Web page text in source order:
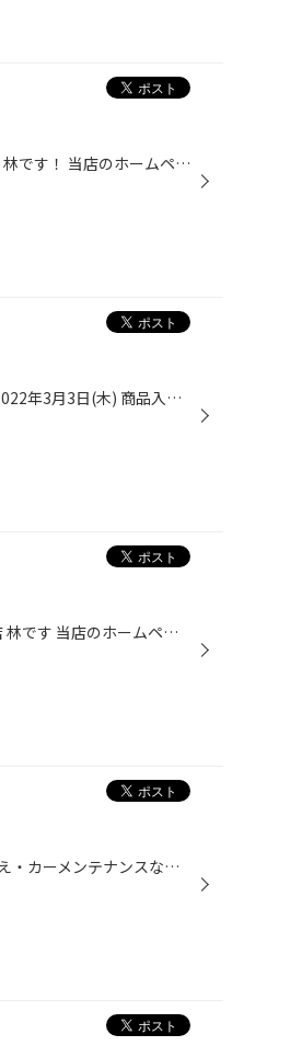
皆様、こんにちは。 葉山町上山口にあります タイヤ館葉山店 林です！ 当店のホームページをご覧いただきありがとうございます。 本日は、 新サービスメニュー エバポレータークリーニング！ 施工のご紹介です。 今回新導入となりました、 このツール！ エアコンフィルターの奥にあるエバポレーター...
「クリアランスセール」開催 ! ! 期間：2022年2月19日(土)～2022年3月3日(木) 商品入替の為、在庫品大放出！！アウトレット品夏タイヤ・冬タイヤ８本でのご購入がおススメです(^^)!アルミホイールなども現品限りの大奉仕！合わせてNEWモデルタイヤも入荷中、ご相談だけでもOKタイヤ値上がり前のこの...
皆様、こんにちは！ 葉山町 上山口にあります タイヤ館葉山店 林です 当店のホームページをご覧いただきありがとうございます！ 本日、ご紹介の作業は メンテナンスの定番メニュー オイル交換とエアコンフィルター交換です おクルマは ホンダ フィットHV オイルの抜き替え作業 使用オイルは エコグ...
こんにちは！タイヤ館葉山店です！ 待たずにタイヤの履き替え・カーメンテナンスなど24時間予約OK！！！ タイヤ館葉山のホームページよりWEB予約が出来ます！(*^^)v 作業以外にご相談などご予約できます！ 詳しいご予約内容はこちら ↓ ↓ ↓ ↓ ↓